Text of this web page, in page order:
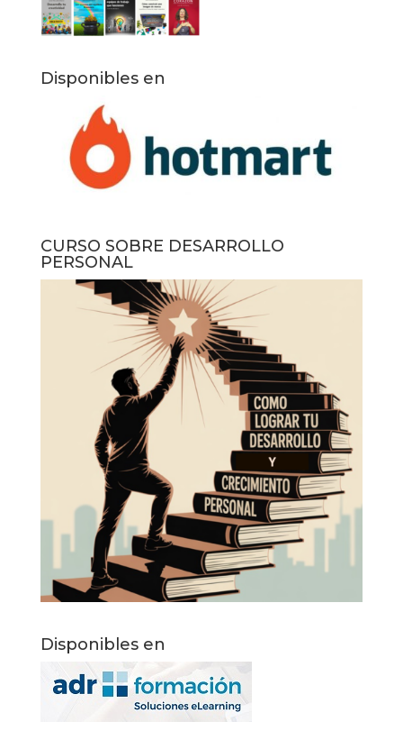
Disponibles en
CURSO SOBRE DESARROLLO
PERSONAL
Disponibles en